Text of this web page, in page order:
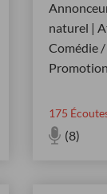
naturel |
Comédie
175
(8)